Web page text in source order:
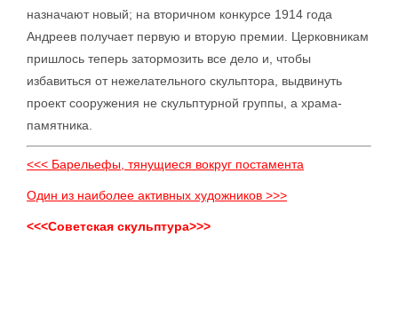
назначают новый; на вторичном конкурсе 1914 года
Андреев получает первую и вторую премии. Церковникам
пришлось теперь затормозить все дело и, чтобы
избавиться от нежелательного скульптора, выдвинуть
проект сооружения не скульптурной группы, а храма-
памятника.
<<< Барельефы, тянущиеся вокруг постамента
Один из наиболее активных художников >>>
<<<Советская скульптура>>>